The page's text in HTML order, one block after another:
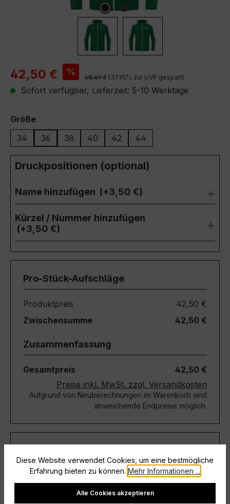
Verkaufspreis:
42,50 € % Regulärer Preis:
68,49 € (37.95% zur UVP gespart)
Sofort verfügbar, Lieferzeit: 5-10 Werktage
Größeauswählen
34
36 38 40 42 44
Druckpositionen (optional)
Name hinzufügen (+3,50 €)
Kürzel / Nummer hinzufügen
(+3,50 €)
Pro-Stück-Aufschläge
Produktpreis
42,50 €
Zwischensumme
42,50 €
Zusammenfassung
Gesamtpreis
42,50 €
Preise inkl. MwSt. zzgl. Versandkosten
Aufgrund von Neuberechnungen im Warenkorb sind
abweichende Endpreise möglich.
Teilen
Diese Website verwendet Cookies, um eine bestmögliche
Erfahrung bieten zu können. Mehr Informationen ...
Cookie-Einstellungen
Alle Cookies akzeptieren